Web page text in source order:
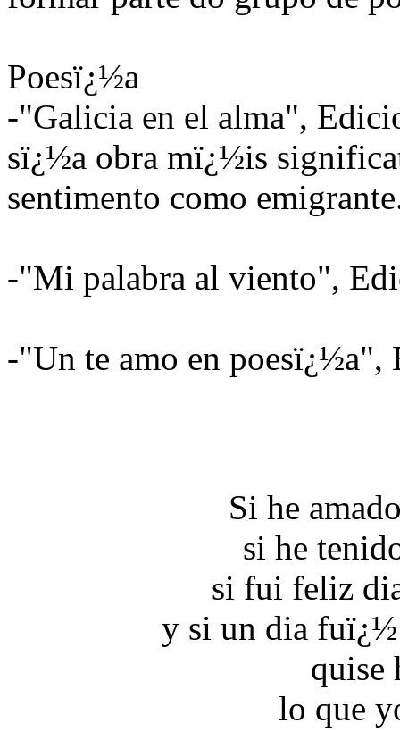
Poesï¿½a
-"Galicia en el alma",
sï¿½a obra mï¿½is
sentimento como
-"Mi palabra al viento",
-"Un te amo en
Si he
si he
si fui feliz
y si un dia
quise
lo que